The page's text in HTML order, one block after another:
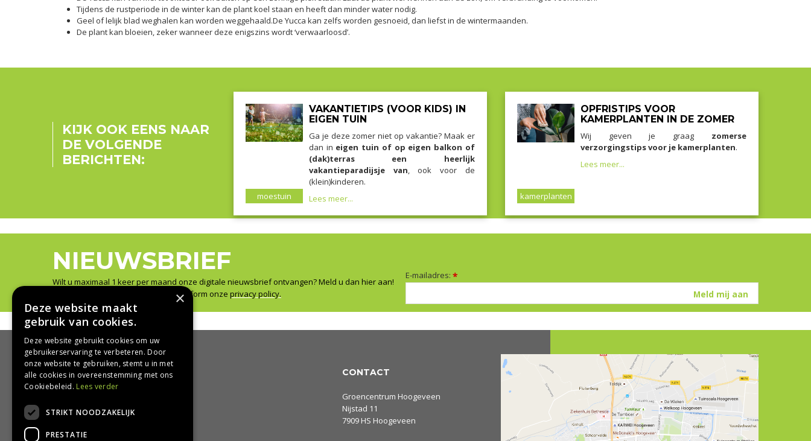
Tijdens de rustperiode in de winter kan de plant koel staan en heeft dan minder water nodig.
Geel of lelijk blad weghalen kan worden weggehaald.De Yucca kan zelfs worden gesnoeid, dan liefst in de wintermaanden.
De plant kan bloeien, zeker wanneer deze enigszins wordt ‘verwaarloosd’.
KIJK OOK EENS NAAR
DE VOLGENDE
BERICHTEN:
moestuin
VAKANTIETIPS (VOOR KIDS) IN
EIGEN TUIN
Ga je deze zomer niet op vakantie? Maak er
dan in eigen tuin of op eigen balkon of
(dak)terras een heerlijk
vakantieparadijsje van, ook voor de
(klein)kinderen.
Lees meer...
kamerplanten
OPFRISTIPS VOOR
KAMERPLANTEN IN DE ZOMER
Wij geven je graag zomerse
verzorgingstips voor je kamerplanten.
Lees meer...
NIEUWSBRIEF
Wilt u maximaal 1 keer per maand onze digitale nieuwsbrief ontvangen? Meld u dan hier aan!
Wij slaan uw gegevens secuur op conform onze privacy policy.
E-mailadres: *
HANDIG
Bezorgen en afhalen
Algemene voorwaarden
CONTACT
Groencentrum Hoogeveen
Nijstad 11
7909 HS Hoogeveen
×
Deze website maakt
gebruik van cookies.
Deze website gebruikt cookies om uw
gebruikerservaring te verbeteren. Door
onze website te gebruiken, stemt u in met
alle cookies in overeenstemming met ons
Cookiebeleid. Lees verder
STRIKT NOODZAKELIJK
PRESTATIE